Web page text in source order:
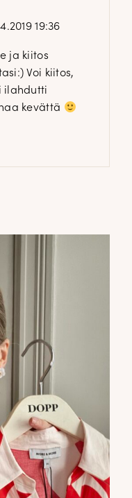
19:36
ja kiitos
Voi kiitos,
ilahdutti
kevättä